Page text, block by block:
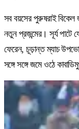
সব বয়সের পুরুষরাই বিকেল
নতুন প্রজন্মের। সূর্য পাটে
ফেরেন, চূড়ান্ত ম্যাচ
সঙ্গে সঙ্গে জমে ওঠে